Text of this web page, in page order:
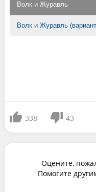
Волк и Журавль
Волк и Журавль
338 43
Оцените,
Помогите